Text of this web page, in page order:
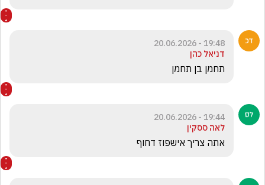
19:48 - 20.06.2026
דניאל כהן
תחמן בן תחמן
19:44 - 20.06.2026
לאה ססקין
אתה צריך אישפוז דחוף